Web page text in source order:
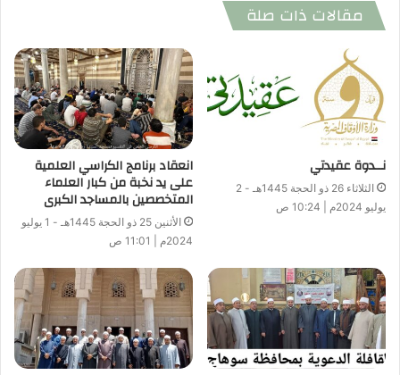
حوض النيل , كما يدعي إليه شخصيات بارزة عالميـًا.
وموضوع المؤتمر ” خطورة الفكر التفكيري والفتوى بدون علم على
المصالح الوطنية والعلاقات الدولية ” وهو ما نحتاج إليه بشدة في
هذه الأيام لمواجهة الأفكار التكفيرية والفتاوى غير المنضبطة.
ويناقش المـؤتمر المحاور التالية:
المحور الأول : التكفير وخطورة إطلاقه بدون وجه حق.
المحور الثاني : ضوابط الفتوى وخطورة إطلاقها بدون علم.
المحور الثالث : الفتوى والتخصص.
المحور الرابع : الفتوى والثقافة.
مقالات ذات صلة
نــدوة عقيدتي
الثلاثاء 26 ذو الحجة 1445هـ - 2
يوليو 2024م | 10:24 ص
انعقاد برنامج الكراسي العلمية
على يد نخبة من كبار العلماء
المتخصصين بالمساجد الكبرى
الأثنين 25 ذو الحجة 1445هـ - 1 يوليو
2024م | 11:01 ص